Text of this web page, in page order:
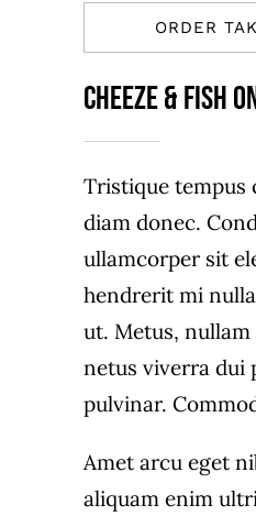
ORDER
Cheeze & Fish
Tristique tempus
diam donec.
ullamcorper sit
hendrerit mi
ut. Metus, nullam
netus viverra dui
pulvinar.
Amet arcu eget
aliquam enim